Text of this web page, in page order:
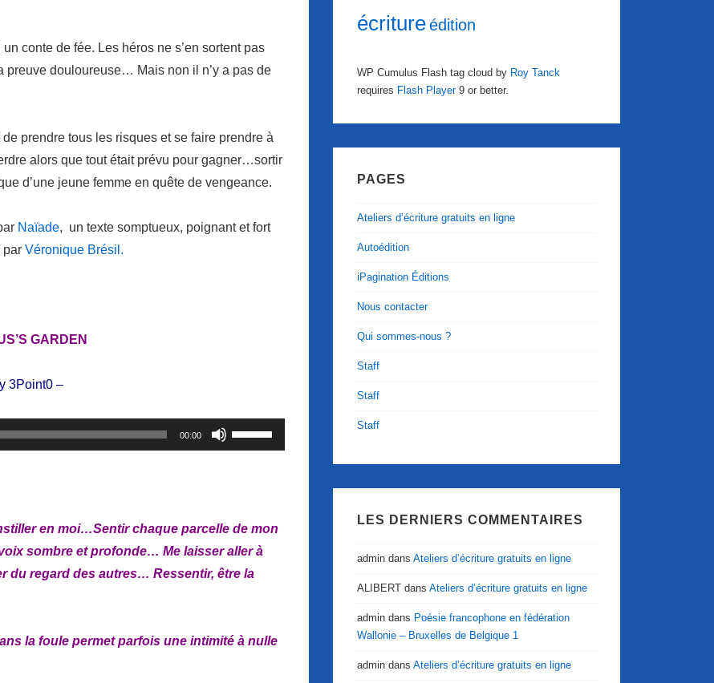
conte de fée. Les héros ne s’en sortent pas
preuve douloureuse… Mais non il n’y a pas de
prendre tous les risques et se faire prendre à
alors que tout était prévu pour gagner…sortir
d’une jeune femme en quête de vengeance.
Naïade, un texte somptueux, poignant et fort
par Véronique Brésil.
GARDEN
3Point0 –
00:00
Utilisez
les
en moi…Sentir chaque parcelle de mon
sombre et profonde… Me laisser aller à
du regard des autres… Ressentir, être la
la foule permet parfois une intimité à nulle
écritureédition
WP Cumulus Flash tag cloud by Roy Tanck
requires Flash Player9 or better.
PAGES
Ateliers d’écriture gratuits en ligne
Autoédition
iPagination Éditions
Nous contacter
Qui sommes-nous ?
Staff
Staff
Staff
LES DERNIERS COMMENTAIRES
admin dansAteliers d’écriture gratuits en ligne
ALIBERT dansAteliers d’écriture gratuits en ligne
admin dans Poésie francophone en fédération
Wallonie – Bruxelles de Belgique 1
admin dansAteliers d’écriture gratuits en ligne